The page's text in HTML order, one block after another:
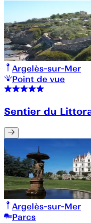
Argelès-sur-Mer
Point de vue
Sentier du
Argelès-sur-Mer
Parcs